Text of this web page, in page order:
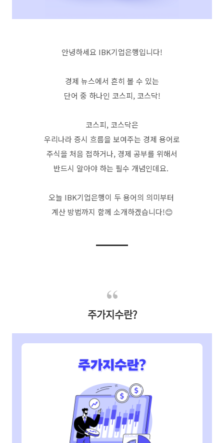
안녕하세요 IBK기업은행입니다!
경제 뉴스에서 흔히 볼 수 있는
단어 중 하나인 코스피, 코스닥!
코스피, 코스닥은
우리나라 증시 흐름을 보여주는 경제 용어로
주식을 처음 접하거나, 경제 공부를 위해서
반드시 알아야 하는 필수 개념인데요.
오늘 IBK기업은행이 두 용어의 의미부터
계산 방법까지 함께 소개하겠습니다!😊
주가지수란?